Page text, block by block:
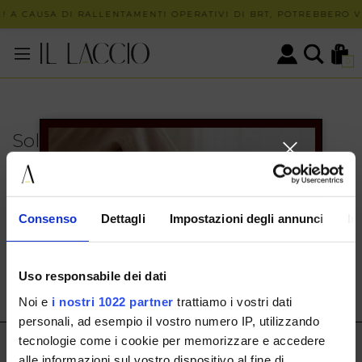
Consenso Dettagli Impostazioni degli annunci
Uso responsabile dei dati
Noi e i nostri 1022 partner trattiamo i vostri dati
personali, ad esempio il vostro numero IP, utilizzando
tecnologie come i cookie per memorizzare e accedere
A CAUSA DI RALLENTAMENTI OPERATIVI DI BRT, POTREBBERO
0
Solo in negozio
PUOI TROVARE QUESTO ARTICOLO SOLO PRESSO I
NOSTRI PUNTI VENDITA:
customerservice@illaccio.it
IL LACCIO